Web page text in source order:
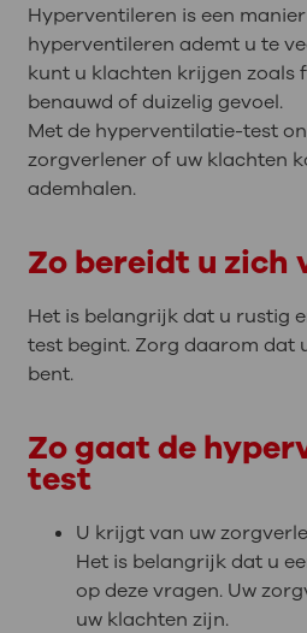
Hyperventileren is een
hyperventileren ademt u te
kunt u klachten krijgen zoals
benauwd of duizelig gevoel.
Met de hyperventilatie-test
zorgverlener of uw klachten
ademhalen.
Zo bereidt u zich
Het is belangrijk dat u rustig
test begint. Zorg daarom dat
bent.
Zo gaat de
test
U krijgt van uw
Het is belangrijk dat u
op deze vragen. Uw
uw klachten zijn.